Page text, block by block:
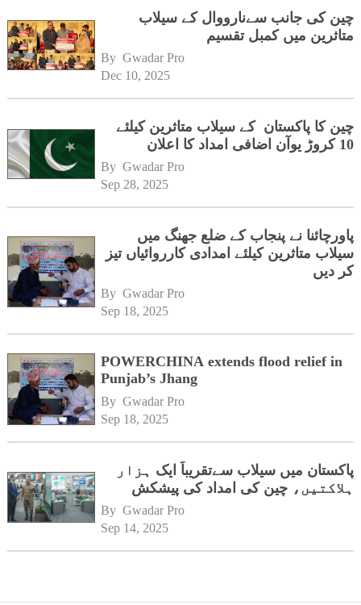
چین کی جانب سےنارووال کے سیلاب
متاثرین میں کمبل تقسیم
By Gwadar Pro
Dec 10, 2025
چین کا پاکستان کے سیلاب متاثرین کیلئے
10 کروڑ یوآن اضافی امداد کا اعلان
By Gwadar Pro
Sep 28, 2025
پاورچائنا نے پنجاب کے ضلع جھنگ میں
سیلاب متاثرین کیلئے امدادی کارروائیاں تیز
کر دیں
By Gwadar Pro
Sep 18, 2025
POWERCHINA extends flood relief in
Punjab’s Jhang
By Gwadar Pro
Sep 18, 2025
پاکستان میں سیلاب سےتقریباً ایک ہزار
ہلاکتیں، چین کی امداد کی پیشکش
By Gwadar Pro
Sep 14, 2025